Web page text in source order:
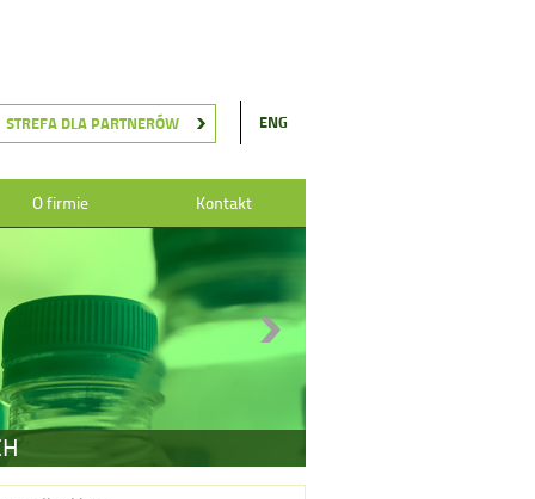
STREFA DLA PARTNERÓW ENG
O firmie Kontakt